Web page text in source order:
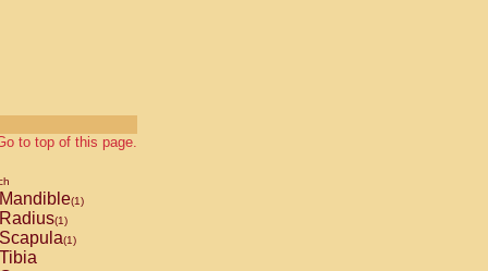
to top of this page.
Mandible(1)
Radius(1)
Scapula(1)
Tibia